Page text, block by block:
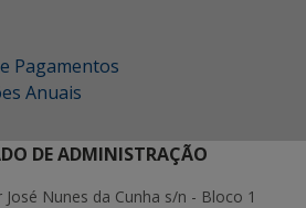
Pagamentos
Anuais
DE ADMINISTRAÇÃO
Nunes da Cunha s/n - Bloco 1